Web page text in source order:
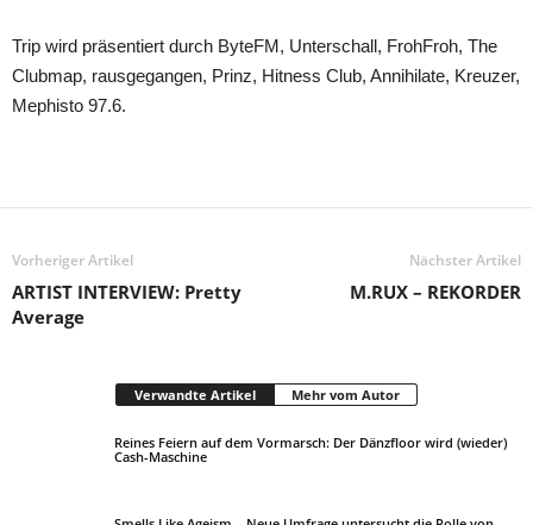
Trip wird präsentiert durch ByteFM, Unterschall, FrohFroh, The
Clubmap, rausgegangen, Prinz, Hitness Club, Annihilate, Kreuzer,
Mephisto 97.6.
Vorheriger Artikel
ARTIST INTERVIEW: Pretty
Average
Nächster Artikel
M.RUX – REKORDER
Verwandte Artikel Mehr vom Autor
Reines Feiern auf dem Vormarsch: Der Dänzfloor wird (wieder)
Cash-Maschine